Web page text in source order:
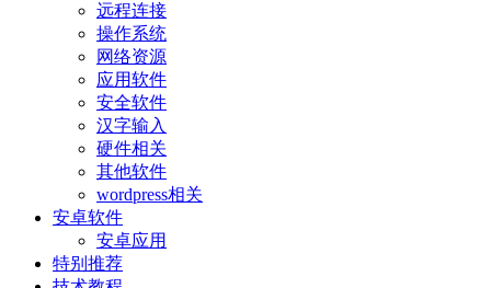
远程连接
操作系统
网络资源
应用软件
安全软件
汉字输入
硬件相关
其他软件
wordpress相关
安卓软件
安卓应用
特别推荐